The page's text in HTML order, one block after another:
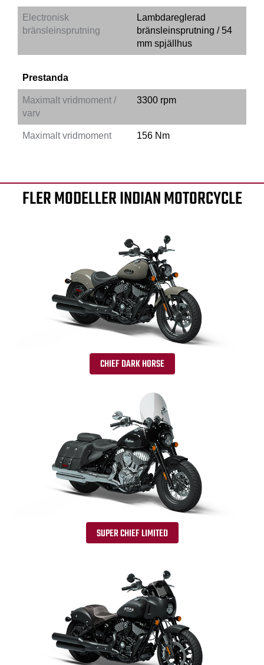
Electronisk
bränsleinsprutning
Lambdareglerad
bränsleinsprutning / 54
mm spjällhus
Prestanda
Maximalt vridmoment /
varv
3300 rpm
Maximalt vridmoment 156 Nm
FLER MODELLER INDIAN MOTORCYCLE
CHIEF DARK HORSE
SUPER CHIEF LIMITED